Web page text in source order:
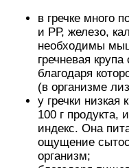
в гречке много
и РР, железо,
необходимы
гречневая
благодаря
(в организме
у гречки низкая
100 г продукта,
индекс. Она
ощущение
организм;